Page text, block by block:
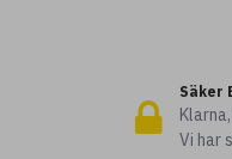
Säker
Vi har